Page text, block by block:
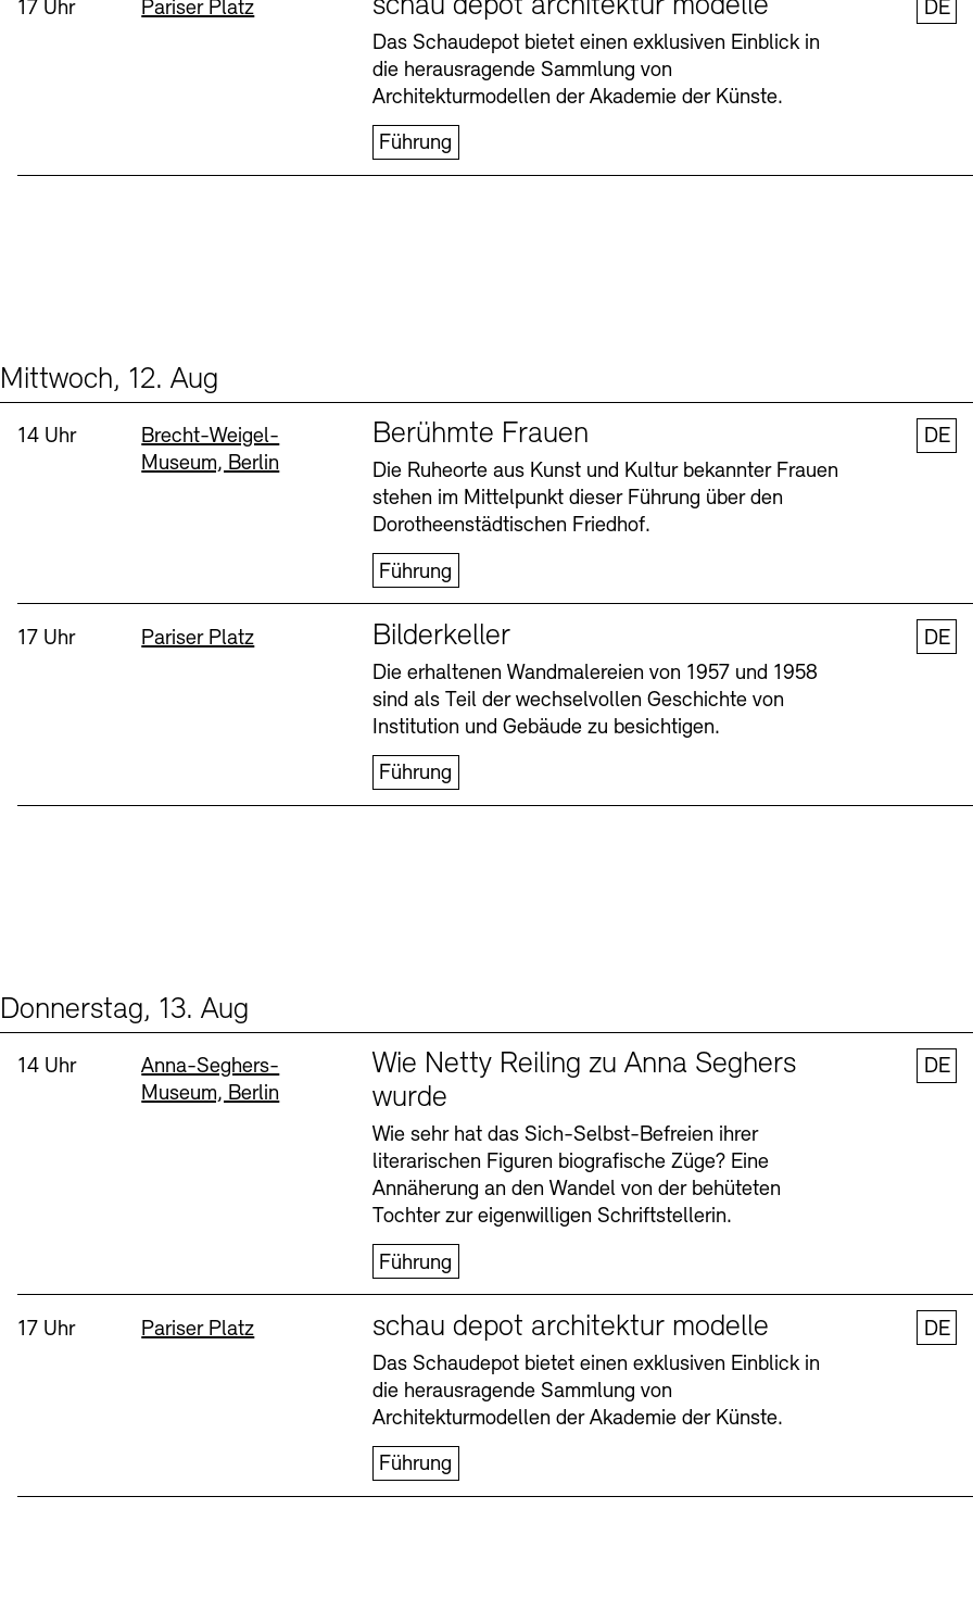
Vermittlungsprogramm
Uhrzeit:
17 Uhr Standort
Pariser Platz
Das Schaudepot bietet einen exklusiven Einblick in
die herausragende Sammlung von
Architekturmodellen der Akademie der Künste.
Führung
DE
Mittwoch, 12. Aug
Uhrzeit:
14 Uhr Standort
Brecht-Weigel-
Museum, Berlin
Berühmte Frauen
Die Ruheorte aus Kunst und Kultur bekannter Frauen
stehen im Mittelpunkt dieser Führung über den
Dorotheenstädtischen Friedhof.
Führung
DE
Uhrzeit:
17 Uhr Standort
Pariser Platz Bilderkeller
Die erhaltenen Wandmalereien von 1957 und 1958
sind als Teil der wechselvollen Geschichte von
Institution und Gebäude zu besichtigen.
Führung
DE
Donnerstag, 13. Aug
Uhrzeit:
14 Uhr Standort
Anna-Seghers-
Museum, Berlin
Wie Netty Reiling zu Anna Seghers
wurde
Wie sehr hat das Sich-Selbst-Befreien ihrer
literarischen Figuren biografische Züge? Eine
Annäherung an den Wandel von der behüteten
Tochter zur eigenwilligen Schriftstellerin.
Führung
DE
Uhrzeit:
17 Uhr Standort
Pariser Platz schau depot architektur modelle
Das Schaudepot bietet einen exklusiven Einblick in
die herausragende Sammlung von
Architekturmodellen der Akademie der Künste.
Führung
DE